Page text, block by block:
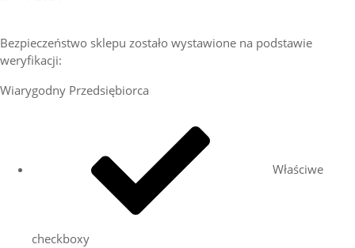
Bezpieczeństwo sklepu zostało wystawione na podstawie
weryfikacji:
Wiarygodny Przedsiębiorca
Właściwe
checkboxy